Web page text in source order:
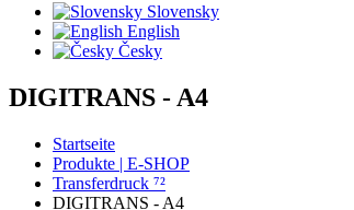
Slovensky
English
Česky
DIGITRANS - A4
Startseite
Produkte | E-SHOP
Transferdruck ⁷²
DIGITRANS - A4